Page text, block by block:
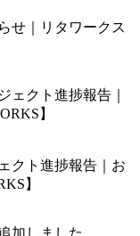
せ｜リタワークス
クト進捗報告｜お
】